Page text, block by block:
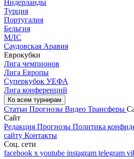
Нидерланды
Турция
Португалия
Бельгия
МЛС
Саудовская Аравия
Еврокубки
Лига чемпионов
Лига Европы
Суперкубок УЕФА
Лига конференций
Ко всем турнирам
Статьи Прогнозы Видео Трансферы
Сайт
Редакция Прогнозы Политика
сайту Контакты
Соц. сети
facebook x youtube instagram telegram